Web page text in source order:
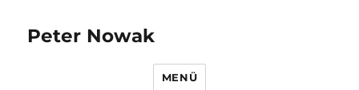
Peter Nowak
MENÜ